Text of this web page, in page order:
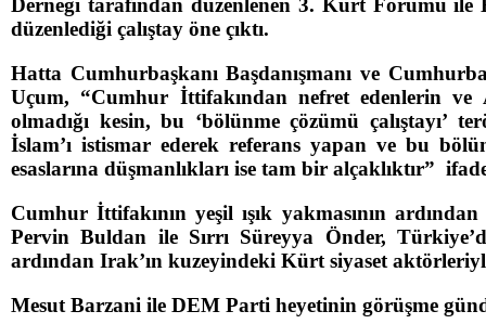
düzenlediği çalıştay öne çıktı.
Hatta Cumhurbaşkanı Başdanışmanı ve
Uçum, “Cumhur İttifakından nefret edenlerin
olmadığı kesin, bu ‘bölünme çözümü çalıştayı’
İslam’ı istismar ederek referans yapan ve bu
esaslarına düşmanlıkları ise tam bir alçaklıktır”
Cumhur İttifakının yeşil ışık yakmasının
Pervin Buldan ile Sırrı Süreyya Önder,
ardından Irak’ın kuzeyindeki Kürt siyaset
Mesut Barzani ile DEM Parti heyetinin görüşme